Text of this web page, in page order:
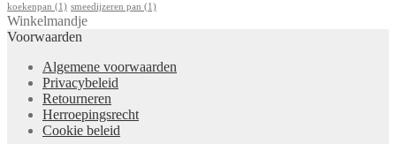
koekenpan (1) smeedijzeren pan (1)
Winkelmandje
Voorwaarden
Algemene voorwaarden
Privacybeleid
Retourneren
Herroepingsrecht
Cookie beleid